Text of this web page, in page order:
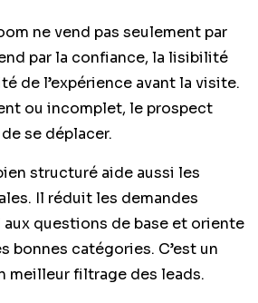
ne vend pas seulement par
par la confiance, la lisibilité
de l’expérience avant la visite.
ou incomplet, le prospect
se déplacer.
structuré aide aussi les
Il réduit les demandes
questions de base et oriente
bonnes catégories. C’est un
meilleur filtrage des leads.